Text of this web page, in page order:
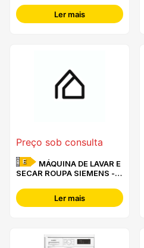
Ler mais
Preço sob consulta
E
SECAR ROUPA SIEMENS -
Ler mais